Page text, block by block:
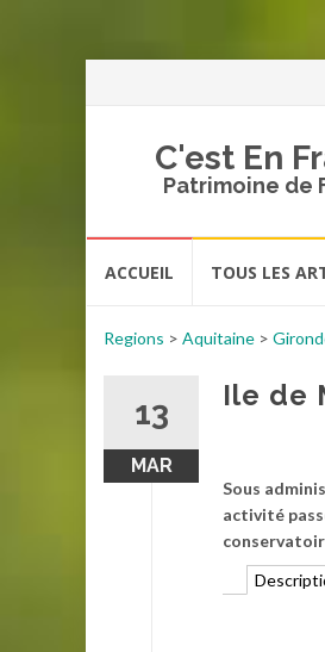
C'est En
Patrimoine de
ACCUEIL TOUS LES
Regions > Aquitaine >
13
MAR
Ile de
Sous
activité